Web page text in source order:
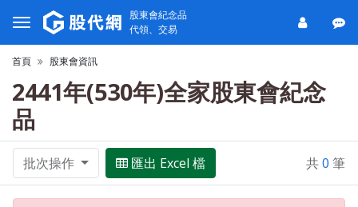
股東會紀念品
代領、交易
首頁 股東會資訊
2441年(530年)全家股東會紀念
品
批次操作 匯出 Excel 檔 共0 筆